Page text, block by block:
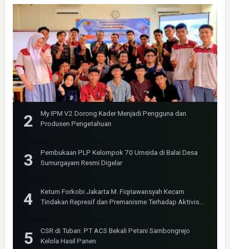
My IPM V2 Dorong Kader Menjadi Pengguna dan
Produsen Pengetahuan
Pembukaan PLP Kelompok 70 Umsida di Balai Desa
Sumurgayam Resmi Digelar
Ketum Forkobi Jakarta M. Fiqriawansyah Kecam
Tindakan Represif dan Premanisme Terhadap Aktivis
CSR di Tuban: PT ACS Bekali Petani Sambongrejo
Kelola Hasil Panen